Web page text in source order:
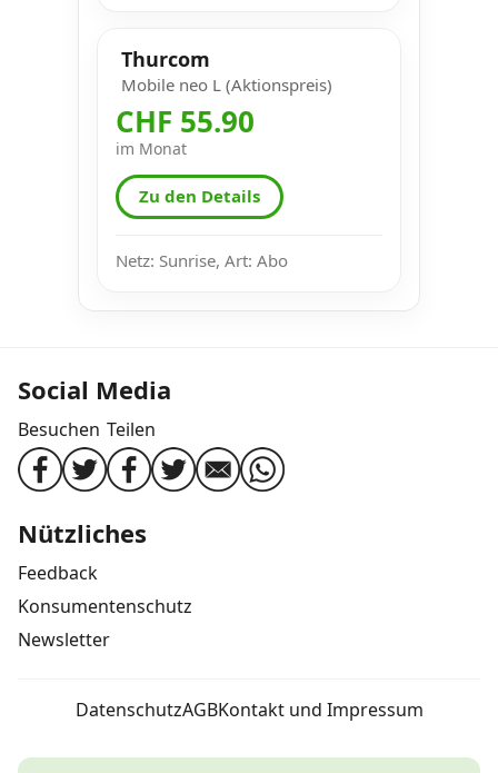
Thurcom
Mobile neo L (Aktionspreis)
CHF 55.90
im Monat
Zu den Details
Netz: Sunrise, Art: Abo
Social Media
Besuchen Teilen
Nützliches
Feedback
Konsumentenschutz
Newsletter
DatenschutzAGBKontakt und Impressum